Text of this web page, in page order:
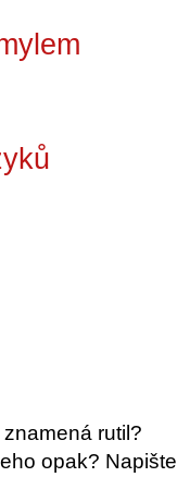
rutil?
opak? Napište